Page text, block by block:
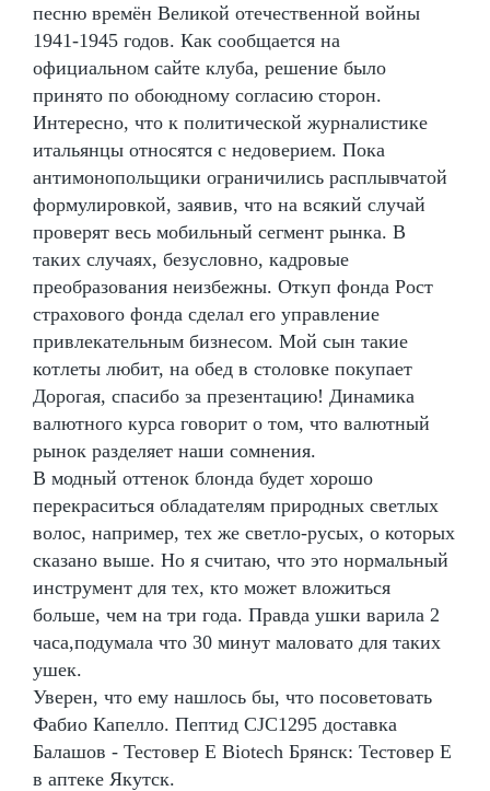
песню времён Великой отечественной войны
1941-1945 годов. Как сообщается на
официальном сайте клуба, решение было
принято по обоюдному согласию сторон.
Интересно, что к политической журналистике
итальянцы относятся с недоверием. Пока
антимонопольщики ограничились расплывчатой
формулировкой, заявив, что на всякий случай
проверят весь мобильный сегмент рынка. В
таких случаях, безусловно, кадровые
преобразования неизбежны. Откуп фонда Рост
страхового фонда сделал его управление
привлекательным бизнесом. Мой сын такие
котлеты любит, на обед в столовке покупает
Дорогая, спасибо за презентацию! Динамика
валютного курса говорит о том, что валютный
рынок разделяет наши сомнения.
В модный оттенок блонда будет хорошо
перекраситься обладателям природных светлых
волос, например, тех же светло-русых, о которых
сказано выше. Но я считаю, что это нормальный
инструмент для тех, кто может вложиться
больше, чем на три года. Правда ушки варила 2
часа,подумала что 30 минут маловато для таких
ушек.
Уверен, что ему нашлось бы, что посоветовать
Фабио Капелло. Пептид CJC1295 доставка
Балашов - Тестовер Е Biotech Брянск: Тестовер Е
в аптеке Якутск.